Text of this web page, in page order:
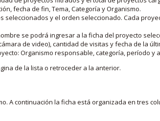
fecha de fin, Tema, Categoría y Organismo.
y el orden seleccionado. Cada
se podrá ingresar a la ficha del proyecto
de video), cantidad de visitas y fecha de la
Organismo responsable, categoría, período y
de la lista o retroceder a la anterior.
A continuación la ficha está organizada en tres